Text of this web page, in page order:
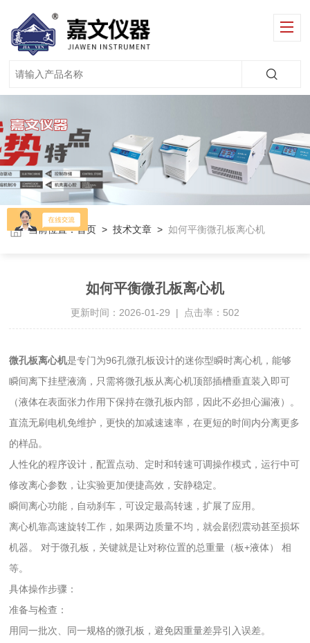
当前位置：首页 >技术文章 >如何平衡微孔板离心机
如何平衡微孔板离心机
更新时间：2026-01-29 | 点击率：502
微孔板离心机是专门为96孔微孔板设计的迷你型瞬时离心机，能够
瞬间离下挂壁液滴，只需将微孔板从离心机顶部插槽垂直装入即可
（液体在表面张力作用下保持在微孔板内部，因此不必担心漏液）。
直流无刷电机免维护，更快的加减速速率，在更短的时间内分离更多
的样品。
人性化的程序设计，配置点动、定时和转速可调操作模式，运行中可
修改离心参数，让实验更加便捷高效，安静稳定。
瞬间离心功能，自动刹车，可设定最高转速，扩展了应用。
离心机靠高速旋转工作，如果两边质量不均，就会剧烈震动甚至损坏
机器。 对于微孔板，关键就是让对称位置的‌总重量（板+液体）‌ 相
等。
具体操作步骤‌：
‌准备与检查‌：
用‌同一批次、同一规格‌的微孔板，避免因重量差异引入误差。